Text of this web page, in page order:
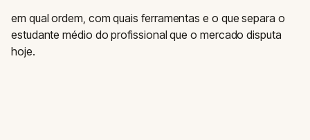
em qual ordem, com quais ferramentas e o que separa o
estudante médio do profissional que o mercado disputa
hoje.